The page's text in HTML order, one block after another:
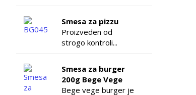
Smesa za pizzu
Proizveden od
strogo kontroli...
Smesa za burger
200g Bege Vege
Bege vege burger je